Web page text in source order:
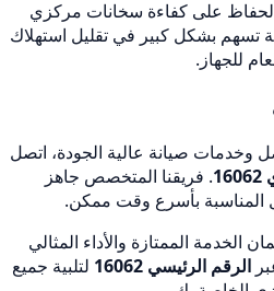
على كفاءة سخانات مركزي
تسهم بشكل كبير في تقليل استهلاك
للجهاز.
صيانة عالية الجودة، اتصل
. فريقنا المتخصص جاهز
المناسبة بأسرع وقت ممكن.
الخدمة الممتازة والأداء المثالي
الرقم الرئيسي 16062
لتلبية جميع